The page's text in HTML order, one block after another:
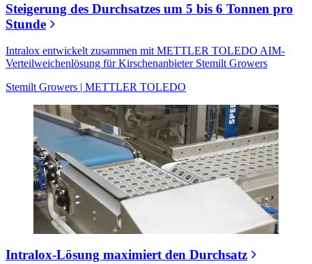
Steigerung des Durchsatzes um 5 bis 6 Tonnen pro
Stunde
Intralox entwickelt zusammen mit METTLER TOLEDO AIM-
Verteilweichenlösung für Kirschenanbieter Stemilt Growers
Stemilt Growers | METTLER TOLEDO
Intralox-Lösung maximiert den Durchsatz